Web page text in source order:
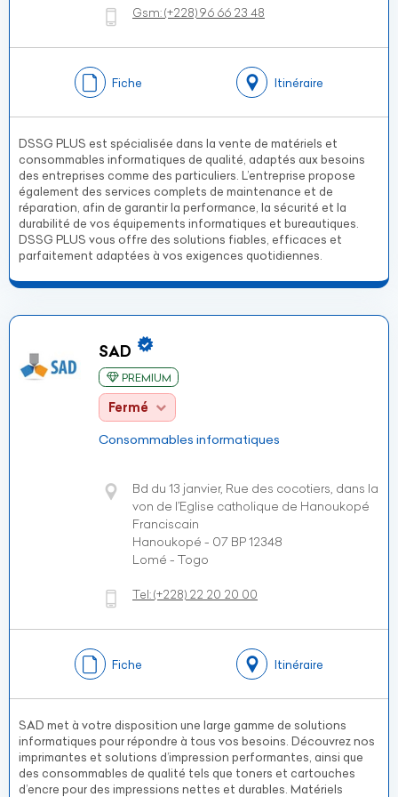
Gsm:(+228)96 66 23 48
Fiche Itinéraire
DSSG PLUS est spécialisée dans la vente de matériels et
consommables informatiques de qualité, adaptés aux besoins
des entreprises comme des particuliers. L’entreprise propose
également des services complets de maintenance et de
réparation, afin de garantir la performance, la sécurité et la
durabilité de vos équipements informatiques et bureautiques.
DSSG PLUS vous offre des solutions fiables, efficaces et
parfaitement adaptées à vos exigences quotidiennes.
SAD
PREMIUM
Fermé
Consommables informatiques
Bd du 13 janvier, Rue des cocotiers, dans la
von de l’Eglise catholique de Hanoukopé
Franciscain
Hanoukopé - 07 BP 12348
Lomé - Togo
Tel:(+228) 22 20 20 00
Fiche Itinéraire
SAD met à votre disposition une large gamme de solutions
informatiques pour répondre à tous vos besoins. Découvrez nos
imprimantes et solutions d’impression performantes, ainsi que
des consommables de qualité tels que toners et cartouches
d’encre pour des impressions nettes et durables. Matériels